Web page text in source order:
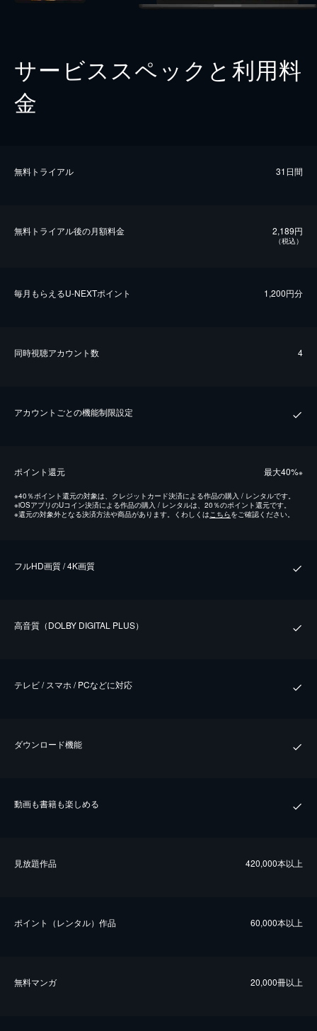
サービススペックと利用料
金
無料トライアル 31日間
無料トライアル後の⽉額料金 2,189円
（税込）
毎⽉もらえるU-NEXTポイント 1,200円分
同時視聴アカウント数 4
アカウントごとの機能制限設定
ポイント還元 最⼤40%※
※40％ポイント還元の対象は、クレジットカード決済による作品の購入 / レンタルです。
※iOSアプリのUコイン決済による作品の購入 / レンタルは、20％のポイント還元です。
※還元の対象外となる決済方法や商品があります。くわしくは こちらをご確認ください。
フルHD画質 / 4K画質
⾼⾳質（DOLBY DIGITAL PLUS）
テレビ / スマホ / PCなどに対応
ダウンロード機能
動画も書籍も楽しめる
⾒放題作品 420,000本以上
ポイント（レンタル）作品 60,000本以上
無料マンガ 20,000冊以上